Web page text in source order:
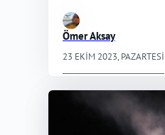
Ömer Aksay
23 EKIM 2023, PAZARTESI